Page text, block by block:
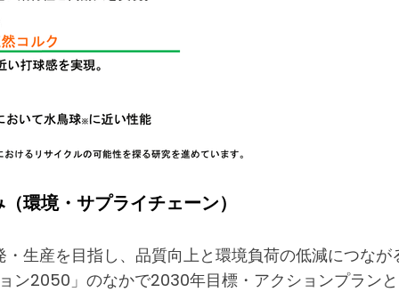
環境・サプライチェーン）
生産を目指し、品質向上と環境負荷の低減につな
ン2050」のなかで2030年目標・アクションプラン